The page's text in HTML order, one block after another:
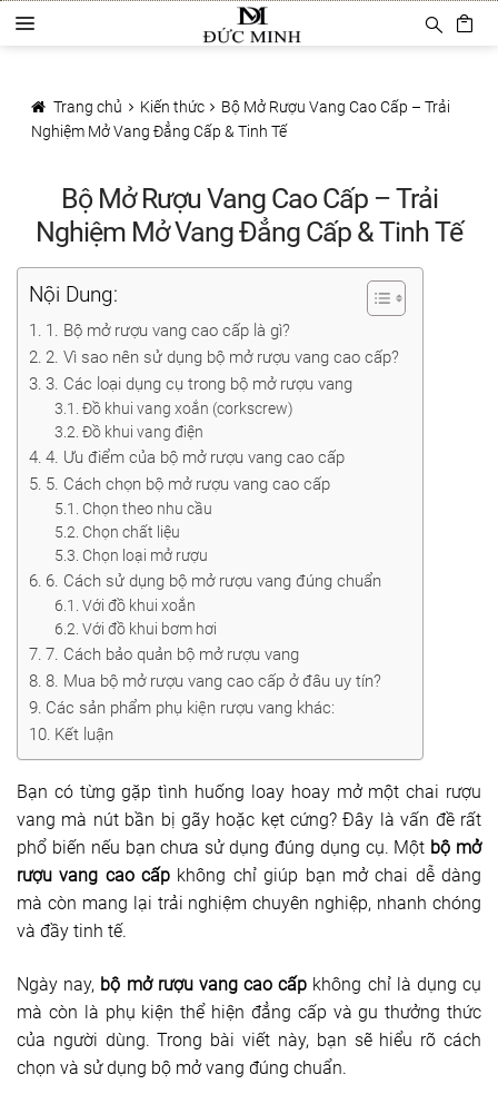
đến
hướng
Chuyển
đến
a
h
m
ụ
Sản phẩm
Ly rượu vang
Decanter
Khui mở vang
Mở tự động
Mở hơi khí nén
Bảo quản rượu vang
Dụng cụ rót rượu vang
Xô ướp đá rượu vang
Khác
Rượu Vang Nhập Khẩu
Giới thiệu
Liên hệ
Trang chủ Kiến thức
Bộ Mở Rượu Vang Cao Cấp – Trải
Nghiệm Mở Vang Đẳng Cấp & Tinh Tế
Bộ Mở Rượu Vang Cao Cấp – Trải
Nghiệm Mở Vang Đẳng Cấp & Tinh Tế
Nội Dung:
1. Bộ mở rượu vang cao cấp là gì?
2. Vì sao nên sử dụng bộ mở rượu vang cao cấp?
3. Các loại dụng cụ trong bộ mở rượu vang
Đồ khui vang xoắn (corkscrew)
Đồ khui vang điện
4. Ưu điểm của bộ mở rượu vang cao cấp
5. Cách chọn bộ mở rượu vang cao cấp
Chọn theo nhu cầu
Chọn chất liệu
Chọn loại mở rượu
6. Cách sử dụng bộ mở rượu vang đúng chuẩn
Với đồ khui xoắn
Với đồ khui bơm hơi
7. Cách bảo quản bộ mở rượu vang
8. Mua bộ mở rượu vang cao cấp ở đâu uy tín?
Các sản phẩm phụ kiện rượu vang khác:
Kết luận
Bạn có từng gặp tình huống loay hoay mở một chai rượu
vang mà nút bần bị gãy hoặc kẹt cứng? Đây là vấn đề rất
phổ biến nếu bạn chưa sử dụng đúng dụng cụ. Một bộ mở
rượu vang cao cấp không chỉ giúp bạn mở chai dễ dàng
mà còn mang lại trải nghiệm chuyên nghiệp, nhanh chóng
và đầy tinh tế.
Ngày nay, bộ mở rượu vang cao cấp không chỉ là dụng cụ
mà còn là phụ kiện thể hiện đẳng cấp và gu thưởng thức
của người dùng. Trong bài viết này, bạn sẽ hiểu rõ cách
chọn và sử dụng bộ mở vang đúng chuẩn.